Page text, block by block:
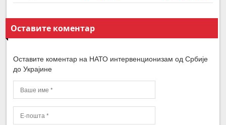
Оставите коментар
Оставите коментар на НАТО интервенционизам од Србије
до Украјине